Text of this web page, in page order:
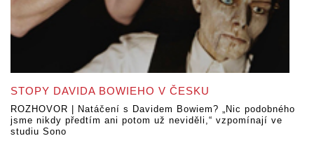
STOPY DAVIDA BOWIEHO V ČESKU
ROZHOVOR | Natáčení s Davidem Bowiem? „Nic podobného
jsme nikdy předtím ani potom už neviděli,“ vzpomínají ve
studiu Sono